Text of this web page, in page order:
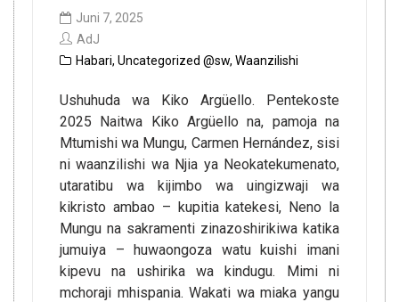
Juni 7, 2025
AdJ
Habari, Uncategorized @sw, Waanzilishi
Ushuhuda wa Kiko Argüello. Pentekoste
2025 Naitwa Kiko Argüello na, pamoja na
Mtumishi wa Mungu, Carmen Hernández, sisi
ni waanzilishi wa Njia ya Neokatekumenato,
utaratibu wa kijimbo wa uingizwaji wa
kikristo ambao – kupitia katekesi, Neno la
Mungu na sakramenti zinazoshirikiwa katika
jumuiya – huwaongoza watu kuishi imani
kipevu na ushirika wa kindugu. Mimi ni
mchoraji mhispania. Wakati wa miaka yangu